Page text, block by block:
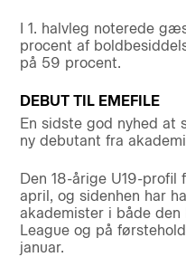
I 1. halvleg noterede
procent af
på 59 procent.
DEBUT TIL EMEFILE
En sidste god nyhed at
ny debutant fra
Den 18-årige U19-
april, og sidenhen har
akademister i både
League og på
januar.